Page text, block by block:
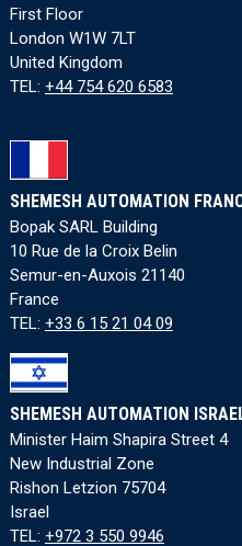
First Floor
London W1W 7LT
United Kingdom
TEL: +44 754 620 6583
SHEMESH AUTOMATION
Bopak SARL Building
10 Rue de la Croix Belin
Semur-en-Auxois 21140
France
TEL: +33 6 15 21 04 09
SHEMESH AUTOMATION
Minister Haim Shapira Street 4
New Industrial Zone
Rishon Letzion 75704
Israel
TEL: +972 3 550 9946